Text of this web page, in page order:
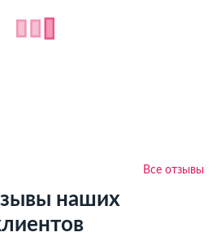
Все отзывы
наших